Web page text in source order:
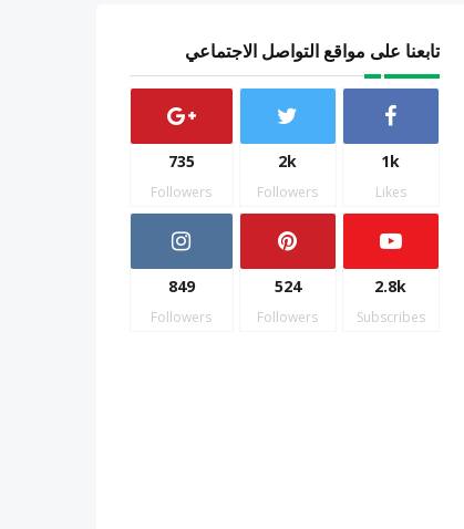
تابعنا على مواقع التواصل الاجتماعي
1k
Likes
2k
Followers
735
Followers
2.8k
Subscribes
524
Followers
849
Followers